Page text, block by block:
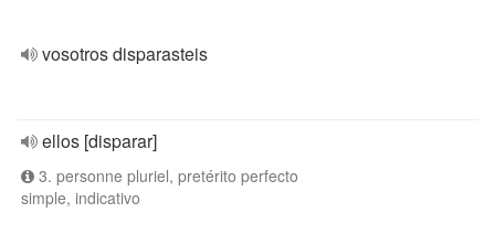
vosotros disparasteis
ellos [disparar]
3. personne pluriel, pretérito perfecto
simple, indicativo